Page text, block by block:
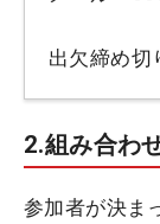
出欠締め切
2.組み合わ
参加者が決ま